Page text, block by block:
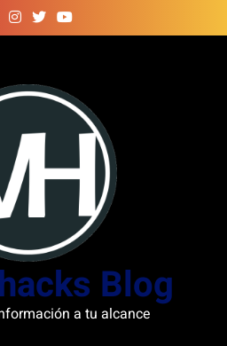
Blog
a tu alcance